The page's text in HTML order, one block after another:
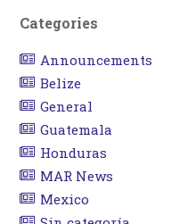
Categories
Announcements
Belize
General
Guatemala
Honduras
MAR News
Mexico